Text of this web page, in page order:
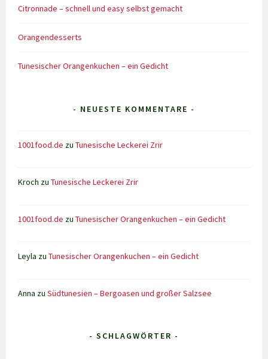
Citronnade – schnell und easy selbst gemacht
Orangendesserts
Tunesischer Orangenkuchen – ein Gedicht
- NEUESTE KOMMENTARE -
1001food.de zuTunesische Leckerei Zrir
Kroch zuTunesische Leckerei Zrir
1001food.de zuTunesischer Orangenkuchen – ein Gedicht
Leyla zuTunesischer Orangenkuchen – ein Gedicht
Anna zuSüdtunesien – Bergoasen und großer Salzsee
- SCHLAGWÖRTER -